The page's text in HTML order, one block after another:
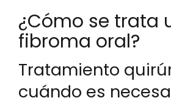
¿Cómo se trata
fibroma oral?
Tratamiento
cuándo es